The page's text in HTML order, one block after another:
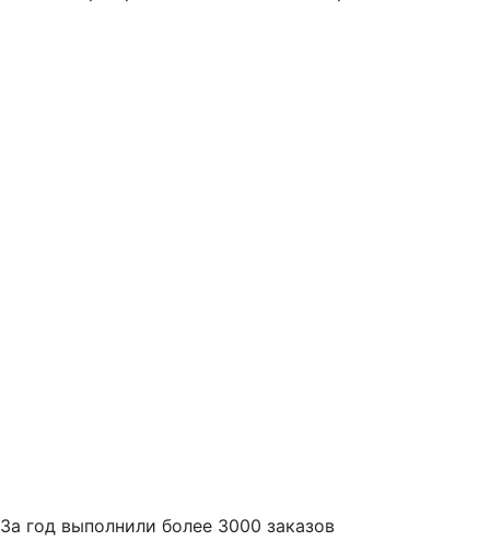
За год выполнили более 3000 заказов